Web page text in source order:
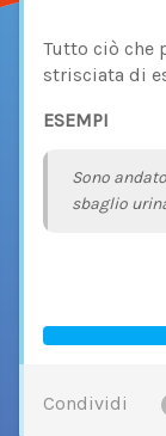
Tutto ciò che
strisciata di
ESEMPI
Sono
sbaglio
Condividi